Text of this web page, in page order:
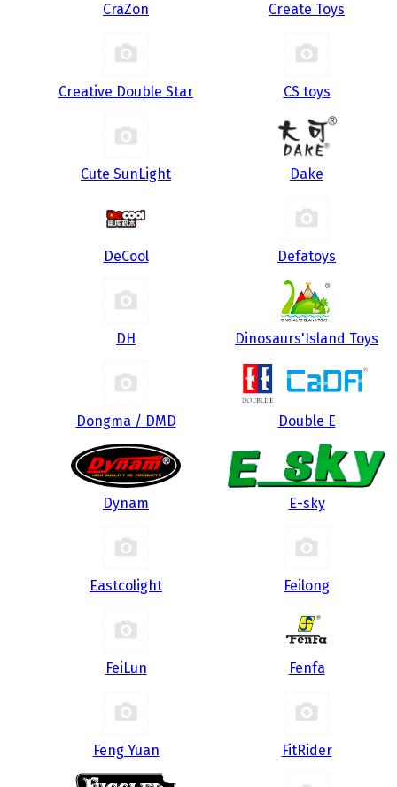
CraZon Create Toys
Creative Double Star CS toys
Cute SunLight Dake
DeCool Defatoys
DH Dinosaurs'Island Toys
Dongma / DMD Double E
Dynam E-sky
Eastcolight Feilong
FeiLun Fenfa
Feng Yuan FitRider